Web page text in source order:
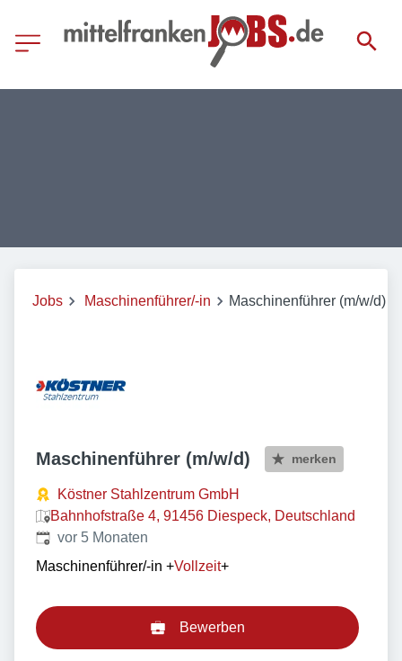
Jobs Maschinenführer/-in Maschinenführer (m/w/d)
Maschinenführer (m/w/d) merken
Köstner Stahlzentrum GmbH
Bahnhofstraße 4, 91456 Diespeck, Deutschland
Veröffentlicht:
vor 5 Monaten
Maschinenführer/-in +Vollzeit+
Bewerben